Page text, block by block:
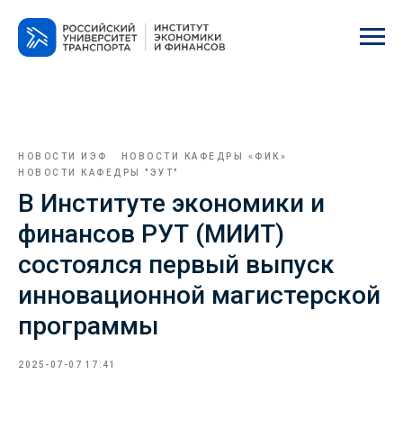
НОВОСТИ ИЭФ
НОВОСТИ КАФЕДРЫ «ФИК»
НОВОСТИ КАФЕДРЫ "ЭУТ"
В Институте экономики и
финансов РУТ (МИИТ)
состоялся первый выпуск
инновационной магистерской
программы
2025-07-07 17:41